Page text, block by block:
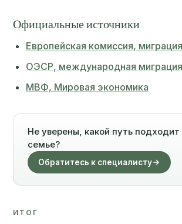
Официальные источники
Европейская комиссия,
ОЭСР, международная миграция
МВФ, Мировая экономика
Не уверены, какой путь
семье?
Обратитесь к специалисту
ИТОГ